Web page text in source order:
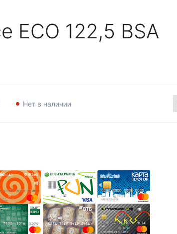
ECO 122,5 BSA
Нет в наличии